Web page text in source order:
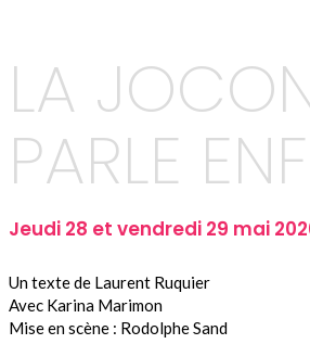
LA
PARLE
Jeudi 28 et vendredi 29 mai
Un texte de Laurent Ruquier
Avec Karina Marimon
Mise en scène : Rodolphe Sand